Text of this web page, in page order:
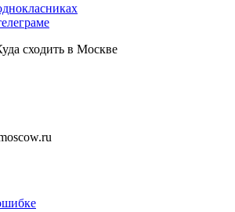
сходить в Москве